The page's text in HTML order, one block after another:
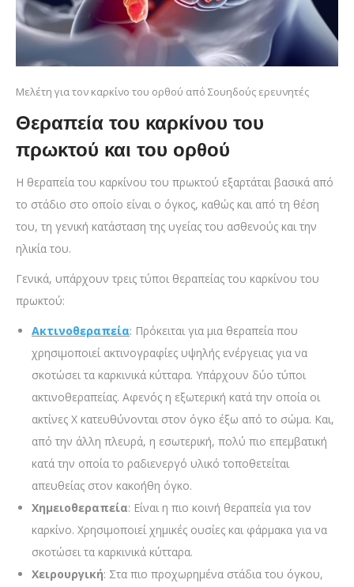
Μελέτη για τον καρκίνο του ορθού από Σουηδούς ερευνητές
Θεραπεία του καρκίνου του
πρωκτού και του ορθού
Η θεραπεία του καρκίνου του πρωκτού εξαρτάται βασικά από
το στάδιο στο οποίο είναι ο όγκος, καθώς και από τη θέση
του, τη γενική κατάσταση της υγείας του ασθενούς και την
ηλικία του.
Γενικά, υπάρχουν τρεις τύποι θεραπείας του καρκίνου του
πρωκτού:
Ακτινοθεραπεία: Πρόκειται για μια θεραπεία που
χρησιμοποιεί ακτινογραφίες υψηλής ενέργειας για να
σκοτώσει τα καρκινικά κύτταρα. Υπάρχουν δύο τύποι
ακτινοθεραπείας. Αφενός η εξωτερική κατά την οποία οι
ακτίνες Χ κατευθύνονται στον όγκο έξω από το σώμα. Και,
από την άλλη πλευρά, η εσωτερική, πολύ πιο επεμβατική
κατά την οποία το ραδιενεργό υλικό τοποθετείται
απευθείας στον κακοήθη όγκο.
Χημειοθεραπεία: Είναι η πιο κοινή θεραπεία για τον
καρκίνο. Χρησιμοποιεί χημικές ουσίες και φάρμακα για να
σκοτώσει τα καρκινικά κύτταρα.
Χειρουργική: Στα πιο προχωρημένα στάδια του όγκου,